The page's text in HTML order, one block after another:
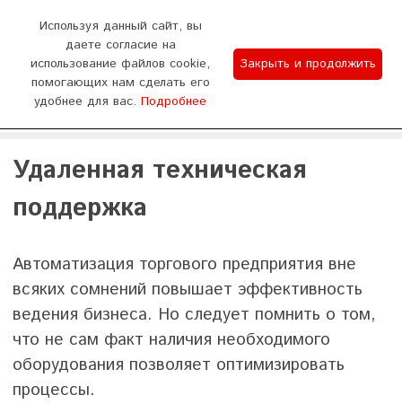
График работы
Отдел продаж 9:00-18:00 (пн - сб) Тех.поддержка
8:00-20:00 (без выходных)
WhatsApp
Удаленная техническая
поддержка
Автоматизация торгового предприятия вне
всяких сомнений повышает эффективность
ведения бизнеса. Но следует помнить о том,
что не сам факт наличия необходимого
оборудования позволяет оптимизировать
процессы.
Используя данный сайт, вы
даете согласие на
использование файлов cookie,
помогающих нам сделать его
удобнее для вас. Подробнее
Закрыть и продолжить